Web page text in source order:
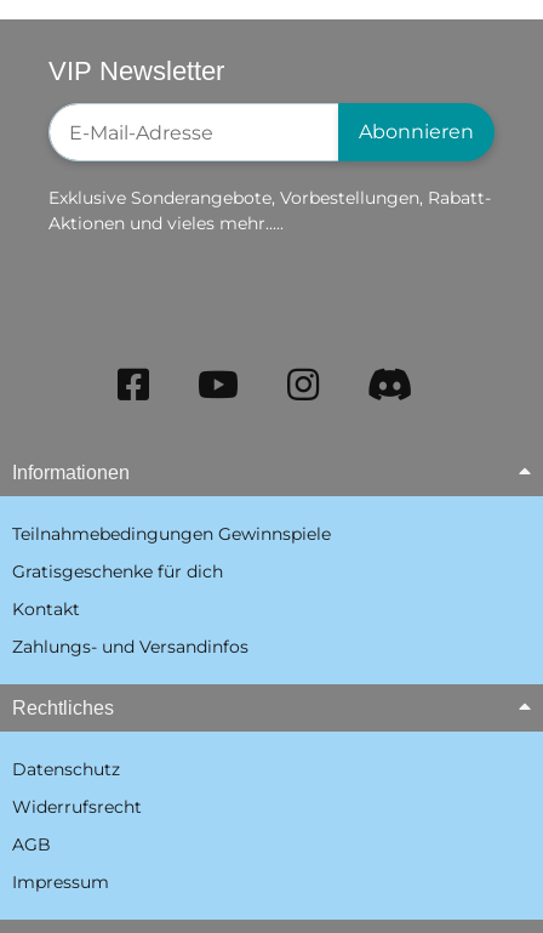
VIP Newsletter
Newsletter-Registrierung
Abonnieren
Exklusive Sonderangebote, Vorbestellungen, Rabatt-
Aktionen und vieles mehr.....
Informationen
Teilnahmebedingungen Gewinnspiele
Gratisgeschenke für dich
Kontakt
Zahlungs- und Versandinfos
Rechtliches
Datenschutz
Widerrufsrecht
AGB
Impressum